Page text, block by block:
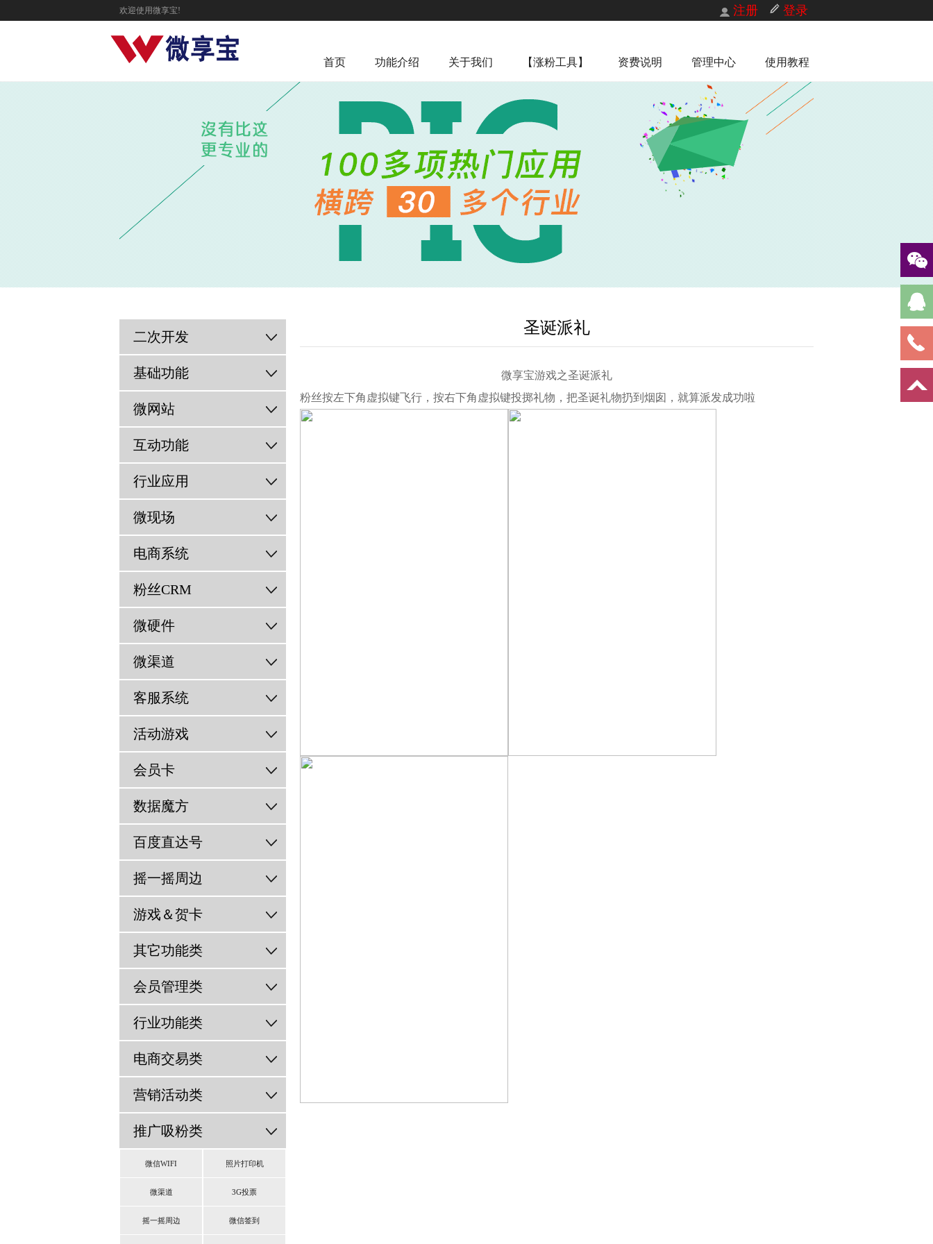
欢迎使用微享宝! 注册 登录
首页 功能介绍 关于我们 【涨粉工具】 资费说明 管理中心 使用教程
二次开发
基础功能
微网站
互动功能
行业应用
微现场
电商系统
粉丝CRM
微硬件
微渠道
客服系统
活动游戏
会员卡
数据魔方
百度直达号
摇一摇周边
游戏＆贺卡
其它功能类
会员管理类
行业功能类
电商交易类
营销活动类
推广吸粉类
微信WIFI 照片打印机
微渠道 3G投票
摇一摇周边 微信签到
圣诞派礼
微享宝游戏之圣诞派礼
粉丝按左下角虚拟键飞行，按右下角虚拟键投掷礼物，把圣诞礼物扔到烟囱，就算派发成功啦